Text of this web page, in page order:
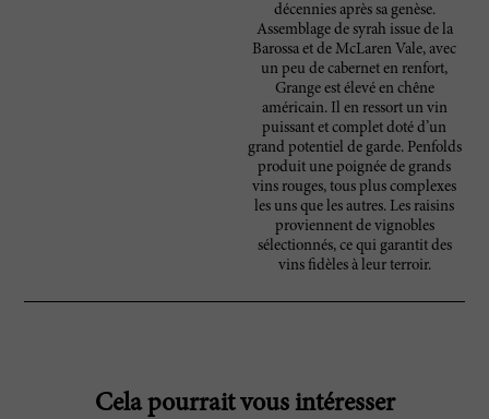
décennies après sa genèse.
Assemblage de syrah issue de la
Barossa et de McLaren Vale, avec
un peu de cabernet en renfort,
Grange est élevé en chêne
américain. Il en ressort un vin
puissant et complet doté d’un
grand potentiel de garde. Penfolds
produit une poignée de grands
vins rouges, tous plus complexes
les uns que les autres. Les raisins
proviennent de vignobles
sélectionnés, ce qui garantit des
vins fidèles à leur terroir.
Cela pourrait vous intéresser